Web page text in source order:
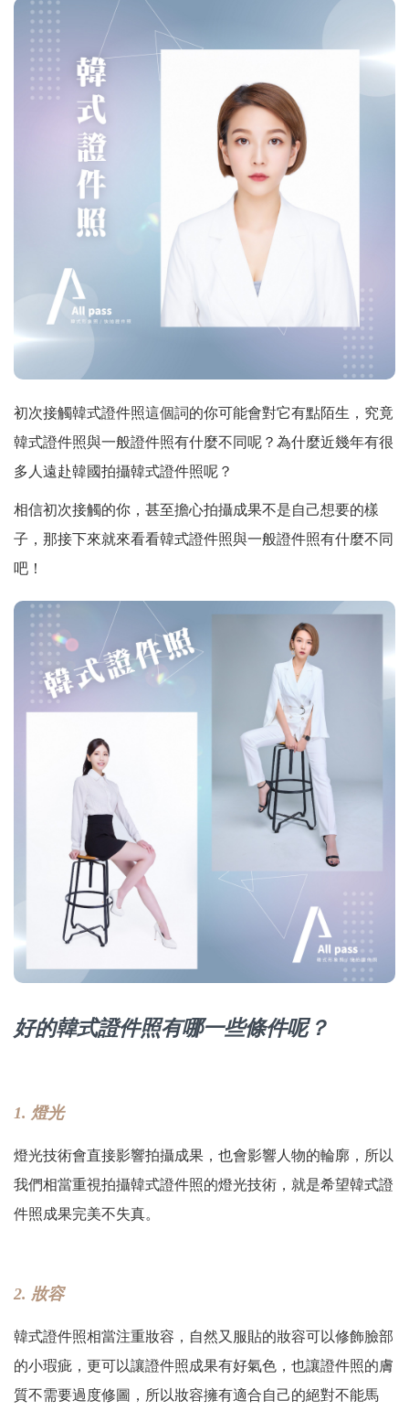
初次接觸韓式證件照這個詞的你可能會對它有點陌生，究竟
韓式證件照與一般證件照有什麼不同呢？為什麼近幾年有很
多人遠赴韓國拍攝韓式證件照呢？
相信初次接觸的你，甚至擔心拍攝成果不是自己想要的樣
子，那接下來就來看看韓式證件照與一般證件照有什麼不同
吧！
好的韓式證件照有哪一些條件呢？
1. 燈光
燈光技術會直接影響拍攝成果，也會影響人物的輪廓，所以
我們相當重視拍攝韓式證件照的燈光技術，就是希望韓式證
件照成果完美不失真。
2. 妝容
韓式證件照相當注重妝容，自然又服貼的妝容可以修飾臉部
的小瑕疵，更可以讓證件照成果有好氣色，也讓證件照的膚
質不需要過度修圖，所以妝容擁有適合自己的絕對不能馬